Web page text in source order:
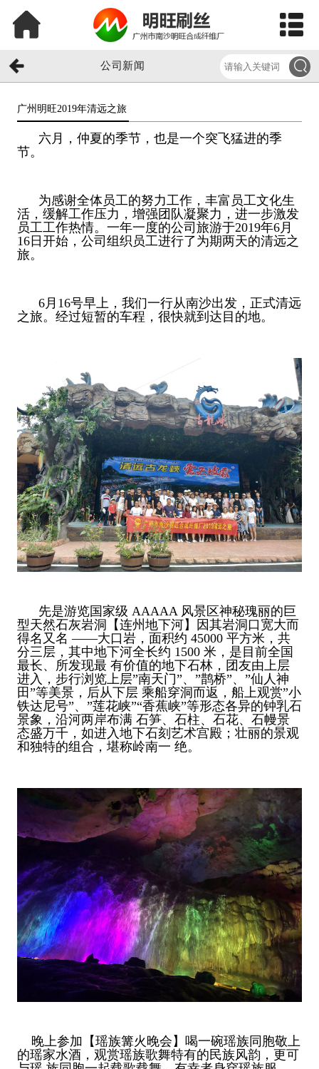
公司新闻
广州明旺2019年清远之旅​
六月，仲夏的季节，也是一个突飞猛进的季
节。
为感谢全体员工的努力工作，丰富员工文化生
活，缓解工作压力，增强团队凝聚力，进一步激发
员工工作热情。一年一度的公司旅游于2019年6月
16日开始，公司组织员工进行了为期两天的清远之
旅。
6月16号早上，我们一行从南沙出发，正式清远
之旅。经过短暂的车程，很快就到达目的地。
先是游览国家级 AAAAA 风景区神秘瑰丽的巨
型天然石灰岩洞【连州地下河】因其岩洞口宽大而
得名又名 ——大口岩，面积约 45000 平方米，共
分三层，其中地下河全长约 1500 米，是目前全国
最长、所发现最 有价值的地下石林，团友由上层
进入，步行浏览上层”南天门”、”鹊桥”、”仙人神
田”等美景，后从下层 乘船穿洞而返，船上观赏”小
铁达尼号”、”莲花峡”“香蕉峡”等形态各异的钟乳石
景象，沿河两岸布满 石笋、石柱、石花、石幔景
态盛万千，如进入地下石刻艺术宫殿；壮丽的景观
和独特的组合，堪称岭南一 绝。
晚上参加【瑶族篝火晚会】喝一碗瑶族同胞敬上
的瑶家水酒，观赏瑶族歌舞特有的民族风韵，更可